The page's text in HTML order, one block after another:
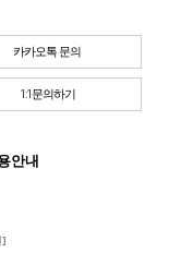
카카오톡 문의
1:1문의하기
안내
]